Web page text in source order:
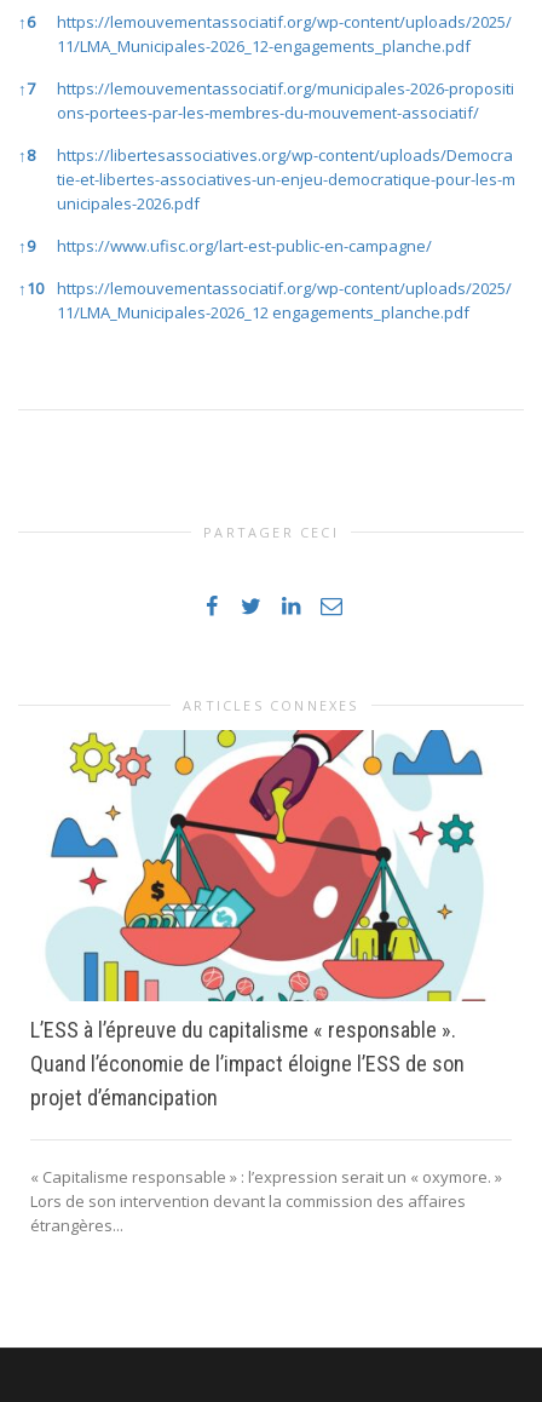
↑6
https://lemouvementassociatif.org/wp-content/uploads/2025/
11/LMA_Municipales-2026_12-engagements_planche.pdf
↑7
https://lemouvementassociatif.org/municipales-2026-propositi
ons-portees-par-les-membres-du-mouvement-associatif/
↑8
https://libertesassociatives.org/wp-content/uploads/Democra
tie-et-libertes-associatives-un-enjeu-democratique-pour-les-m
unicipales-2026.pdf
↑9
https://www.ufisc.org/lart-est-public-en-campagne/
↑10
https://lemouvementassociatif.org/wp-content/uploads/2025/
11/LMA_Municipales-2026_12 engagements_planche.pdf
PARTAGER CECI
ARTICLES CONNEXES
L’ESS à l’épreuve du capitalisme « responsable ».
Quand l’économie de l’impact éloigne l’ESS de son
projet d’émancipation
« Capitalisme responsable » : l’expression serait un « oxymore. »
Lors de son intervention devant la commission des affaires
étrangères...